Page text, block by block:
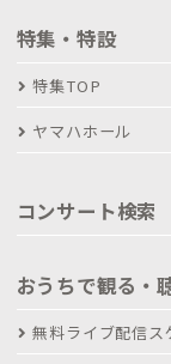
特集・特設
特集TOP
ヤマハホール
コンサート検索
おうちで観る・
無料ライブ配信ス